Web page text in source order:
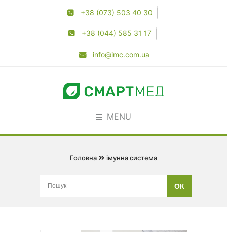
+38 (073) 503 40 30
+38 (044) 585 31 17
info@imc.com.ua
MENU
Головна імунна система